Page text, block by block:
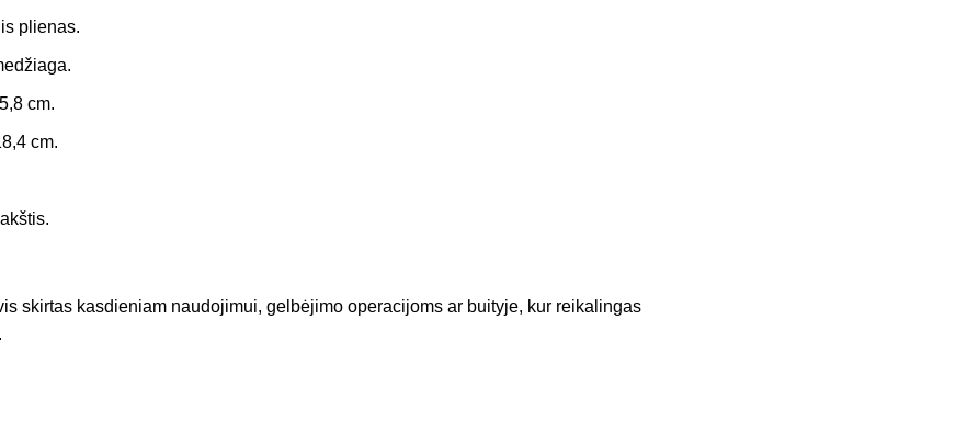
plienas.
cm.
cm.
skirtas kasdieniam naudojimui, gelbėjimo operacijoms ar buityje, kur reikalingas